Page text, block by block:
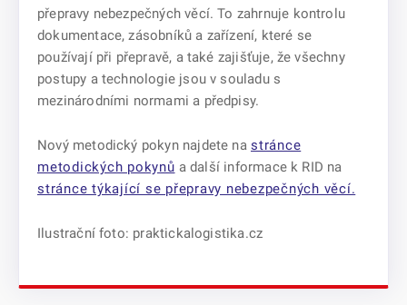
přepravy nebezpečných věcí. To zahrnuje kontrolu
dokumentace, zásobníků a zařízení, které se
používají při přepravě, a také zajišťuje, že všechny
postupy a technologie jsou v souladu s
mezinárodními normami a předpisy.
Nový metodický pokyn najdete na stránce
metodických pokynů a další informace k RID na
stránce týkající se přepravy nebezpečných věcí.
Ilustrační foto: praktickalogistika.cz